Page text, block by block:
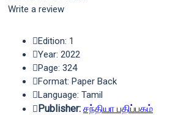
Write a review
Edition: 1
Year: 2022
Page: 324
Format: Paper Back
Language: Tamil
Publisher: சந்தியா பதிப்பகம்